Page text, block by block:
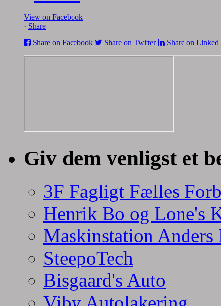
View on Facebook
· Share
Share on Facebook
Share on Twitter Share on Linked
Giv dem venligst et
3F Fagligt Fælles
Henrik Bo og Lone's
Maskinstation Anders
SteepoTech
Bisgaard's Auto